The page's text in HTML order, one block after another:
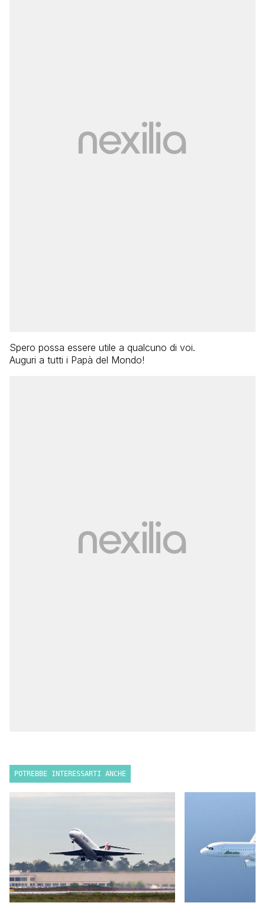
Spero possa essere utile a qualcuno di voi.
Auguri a tutti i Papà del Mondo!
POTREBBE INTERESSARTI ANCHE